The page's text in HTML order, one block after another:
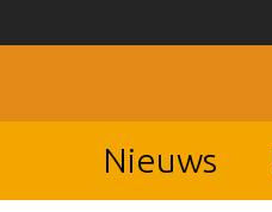
Nieuws